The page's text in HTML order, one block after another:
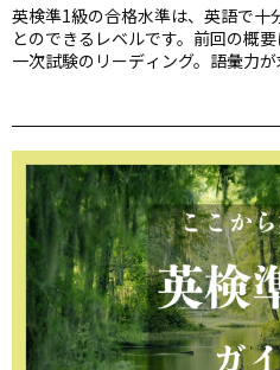
英検準1級の合格水準は、英語で十
とのできるレベルです。前回の概
一次試験のリーディング。語彙力